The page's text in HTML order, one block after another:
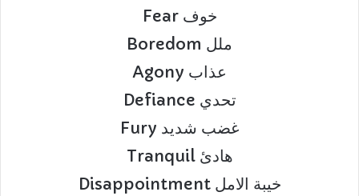
Fear خوف
Boredom ملل
Agony عذاب
Defiance تحدي
Fury غضب شديد
Tranquil هادئ
Disappointment خيبة الامل